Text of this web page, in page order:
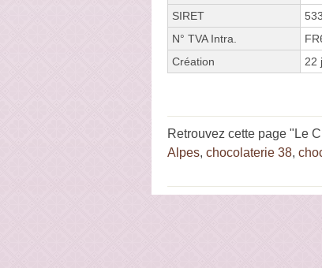
SIRET
N° TVA Intra.
Création
22
Retrouvez cette page "Le
Alpes, chocolaterie 38,